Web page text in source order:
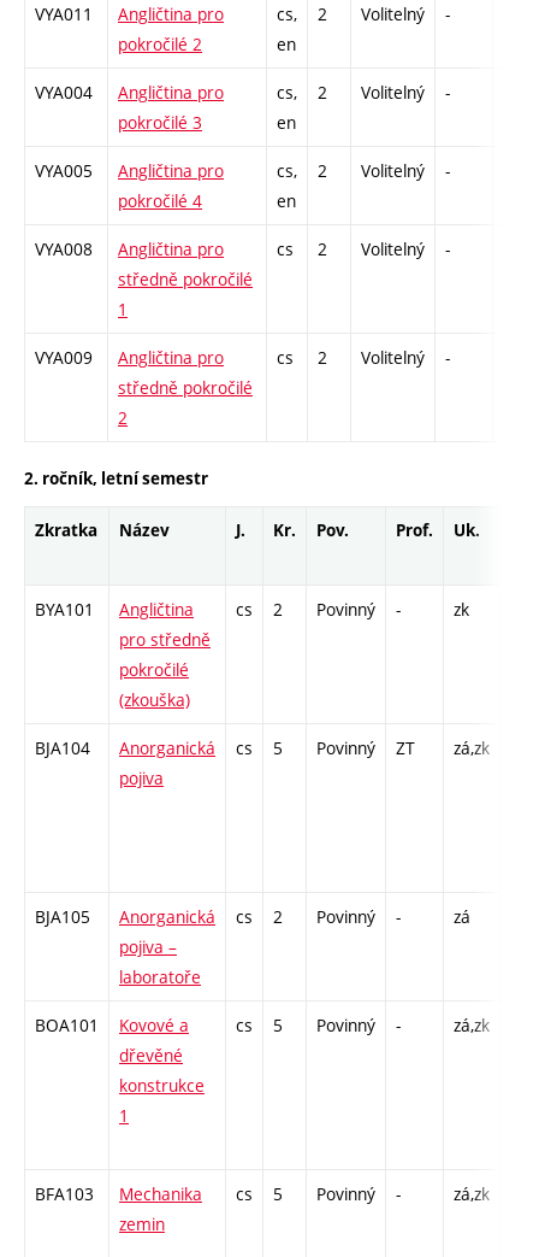
VYA011
Angličtina pro
pokročilé 2
cs,
en
2 Volitelný -
VYA004
Angličtina pro
pokročilé 3
cs,
en
2 Volitelný -
VYA005
Angličtina pro
pokročilé 4
cs,
en
2 Volitelný -
VYA008
Angličtina pro
středně pokročilé
1
cs 2 Volitelný -
VYA009
Angličtina pro
středně pokročilé
2
cs 2 Volitelný -
2. ročník, letní semestr
Zkratka Název J. Kr. Pov. Prof. Uk.
BYA101
Angličtina
pro středně
pokročilé
(zkouška)
cs 2 Povinný - zk
BJA104
Anorganická
pojiva
cs 5 Povinný ZT zá,zk
BJA105
Anorganická
pojiva –
laboratoře
cs 2 Povinný - zá
BOA101
Kovové a
dřevěné
konstrukce
1
cs 5 Povinný - zá,zk
BFA103
Mechanika
zemin
cs 5 Povinný - zá,zk